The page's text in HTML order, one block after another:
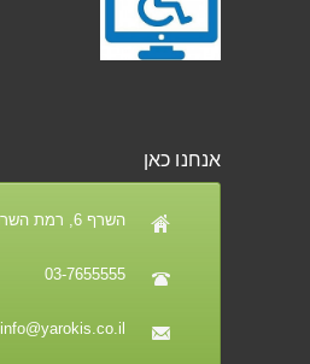
אנחנו כאן
השרף 6, רמת השרון
03-7655555
info@yarokis.co.il